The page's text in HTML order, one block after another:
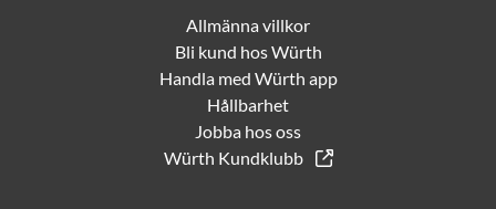
Allmänna villkor
Bli kund hos Würth
Handla med Würth app
Hållbarhet
Jobba hos oss
Würth Kundklubb